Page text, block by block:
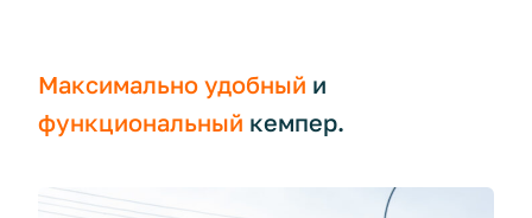
⁣⁣Максимально удобный и
функциональный кемпер.⁣⁣